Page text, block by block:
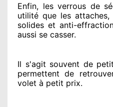
Enfin, les verrous de
utilité que les
solides et anti-
aussi se casser.
Il s'agit souvent de
permettent de
volet à petit prix.